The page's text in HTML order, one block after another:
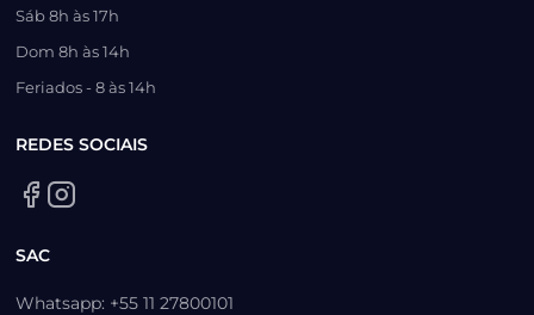
Sáb 8h às 17h
Dom 8h às 14h
Feriados - 8 às 14h
REDES SOCIAIS
SAC
Whatsapp: +55 11 27800101